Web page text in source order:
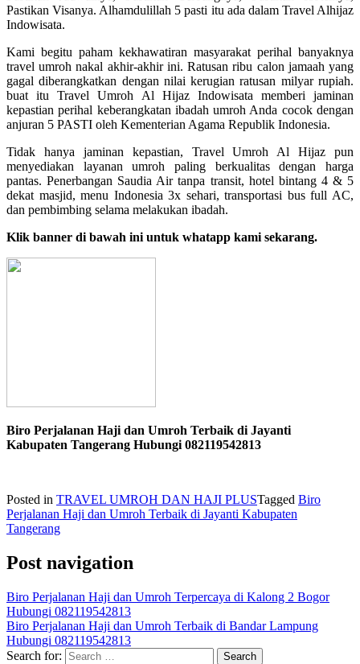
Pastikan Visanya. Alhamdulillah 5 pasti itu ada dalam Travel Alhijaz
Indowisata.
Kami begitu paham kekhawatiran masyarakat perihal banyaknya
travel umroh nakal akhir-akhir ini. Ratusan ribu calon jamaah yang
gagal diberangkatkan dengan nilai kerugian ratusan milyar rupiah.
buat itu Travel Umroh Al Hijaz Indowisata memberi jaminan
kepastian perihal keberangkatan ibadah umroh Anda cocok dengan
anjuran 5 PASTI oleh Kementerian Agama Republik Indonesia.
Tidak hanya jaminan kepastian, Travel Umroh Al Hijaz pun
menyediakan layanan umroh paling berkualitas dengan harga
pantas. Penerbangan Saudia Air tanpa transit, hotel bintang 4 & 5
dekat masjid, menu Indonesia 3x sehari, transportasi bus full AC,
dan pembimbing selama melakukan ibadah.
Klik banner di bawah ini untuk whatapp kami sekarang.
Biro Perjalanan Haji dan Umroh Terbaik di Jayanti
Kabupaten Tangerang Hubungi 082119542813
Posted in TRAVEL UMROH DAN HAJI PLUSTagged Biro
Perjalanan Haji dan Umroh Terbaik di Jayanti Kabupaten
Tangerang
Post navigation
Biro Perjalanan Haji dan Umroh Terpercaya di Kalong 2 Bogor
Hubungi 082119542813
Biro Perjalanan Haji dan Umroh Terbaik di Bandar Lampung
Hubungi 082119542813
Search for: